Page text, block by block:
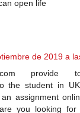
open life
de 2019 a
provide
the student in
assignment
you looking for